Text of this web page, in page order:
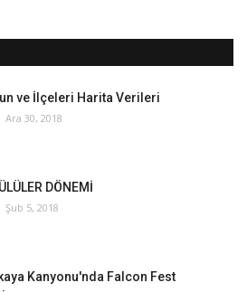
ve İlçeleri Harita Verileri
Ara 30, 2018
DÖNEMİ
Şub 5, 2018
Kanyonu'nda Falcon Fest